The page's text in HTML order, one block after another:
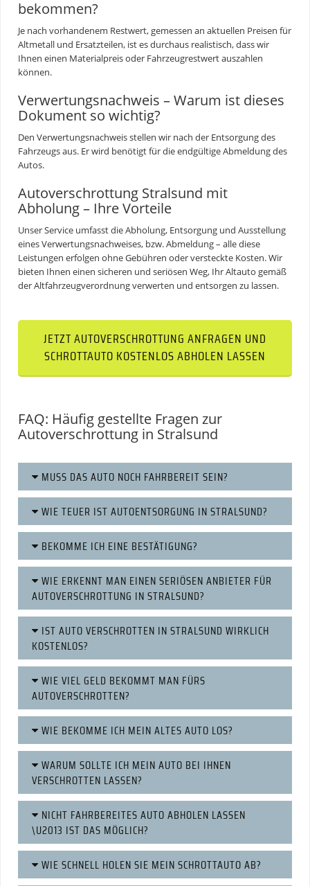
bekommen?
Je nach vorhandenem Restwert, gemessen an aktuellen Preisen für
Altmetall und Ersatzteilen, ist es durchaus realistisch, dass wir
Ihnen einen Materialpreis oder Fahrzeugrestwert auszahlen
können.
Verwertungsnachweis – Warum ist dieses
Dokument so wichtig?
Den Verwertungsnachweis stellen wir nach der Entsorgung des
Fahrzeugs aus. Er wird benötigt für die endgültige Abmeldung des
Autos.
Autoverschrottung Stralsund mit
Abholung – Ihre Vorteile
Unser Service umfasst die Abholung, Entsorgung und Ausstellung
eines Verwertungsnachweises, bzw. Abmeldung – alle diese
Leistungen erfolgen ohne Gebühren oder versteckte Kosten. Wir
bieten Ihnen einen sicheren und seriösen Weg, Ihr Altauto gemäß
der Altfahrzeugverordnung verwerten und entsorgen zu lassen.
JETZT AUTOVERSCHROTTUNG ANFRAGEN UND
SCHROTTAUTO KOSTENLOS ABHOLEN LASSEN
FAQ: Häufig gestellte Fragen zur
Autoverschrottung in Stralsund
MUSS DAS AUTO NOCH FAHRBEREIT SEIN?
WIE TEUER IST AUTOENTSORGUNG IN STRALSUND?
BEKOMME ICH EINE BESTÄTIGUNG?
WIE ERKENNT MAN EINEN SERIÖSEN ANBIETER FÜR
AUTOVERSCHROTTUNG IN STRALSUND?
IST AUTO VERSCHROTTEN IN STRALSUND WIRKLICH
KOSTENLOS?
WIE VIEL GELD BEKOMMT MAN FÜRS
AUTOVERSCHROTTEN?
WIE BEKOMME ICH MEIN ALTES AUTO LOS?
WARUM SOLLTE ICH MEIN AUTO BEI IHNEN
VERSCHROTTEN LASSEN?
NICHT FAHRBEREITES AUTO ABHOLEN LASSEN
\U2013 IST DAS MÖGLICH?
WIE SCHNELL HOLEN SIE MEIN SCHROTTAUTO AB?